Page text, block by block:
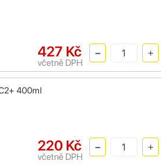
427 Kč
včetně DPH
400ml
220 Kč
včetně DPH